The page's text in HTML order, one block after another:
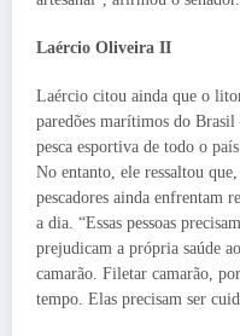
Laércio Oliveira II
Laércio citou ainda que o
paredões marítimos do
pesca esportiva de todo o
No entanto, ele ressaltou
pescadores ainda enfrentam
a dia. “Essas pessoas
prejudicam a própria saúde
camarão. Filetar camarão,
tempo. Elas precisam ser